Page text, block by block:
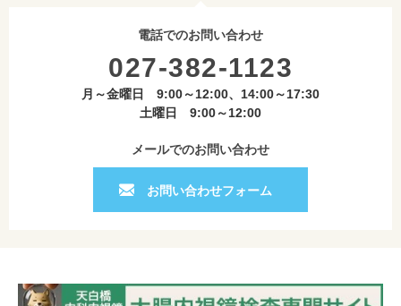
電話でのお問い合わせ
027-382-1123
月～金曜日 9:00～12:00、14:00～17:30
土曜日 9:00～12:00
メールでのお問い合わせ
お問い合わせフォーム